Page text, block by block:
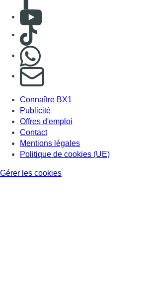
Consulter Youtube
Consulter TikTok
S'abonner à notre newsletter
Connaître BX1
Publicité
Offres d'emploi
Contact
Mentions légales
Politique de cookies (UE)
Gérer les cookies